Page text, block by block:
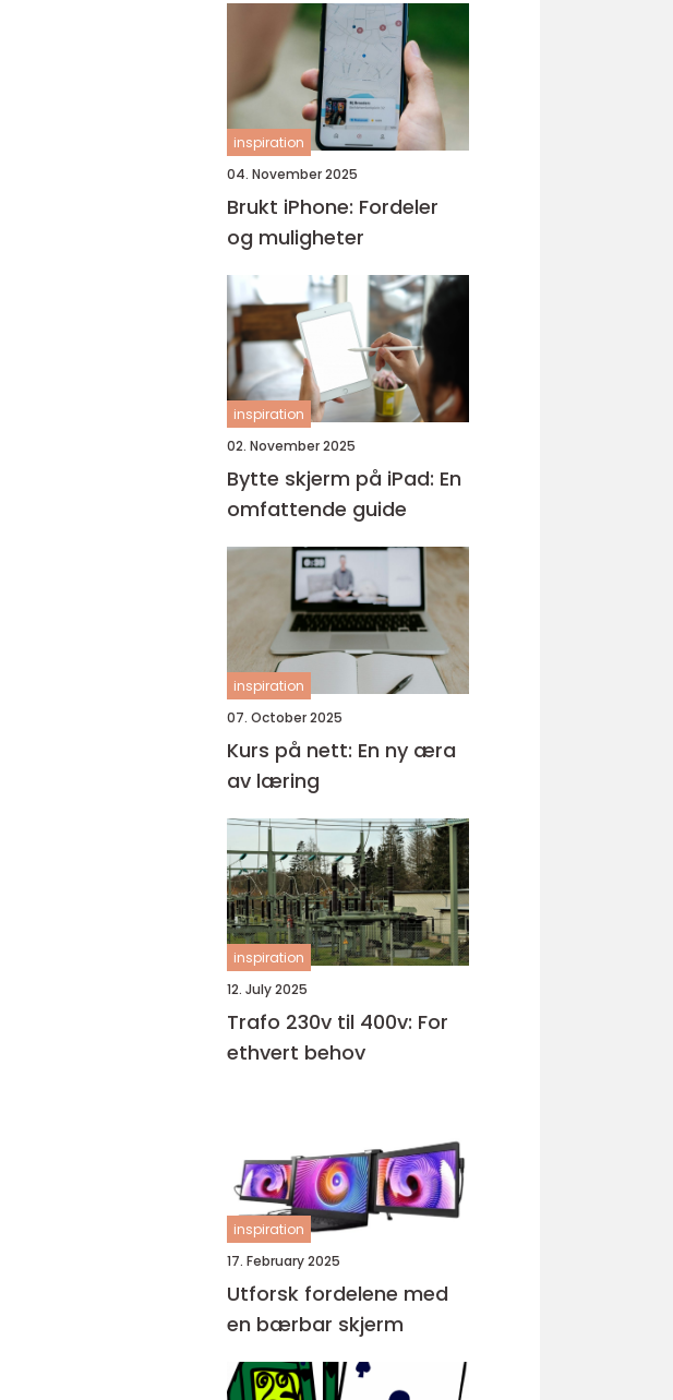
inspiration
04. November 2025
Brukt iPhone: Fordeler
og muligheter
inspiration
02. November 2025
Bytte skjerm på iPad: En
omfattende guide
inspiration
07. October 2025
Kurs på nett: En ny æra
av læring
inspiration
12. July 2025
Trafo 230v til 400v: For
ethvert behov
inspiration
17. February 2025
Utforsk fordelene med
en bærbar skjerm